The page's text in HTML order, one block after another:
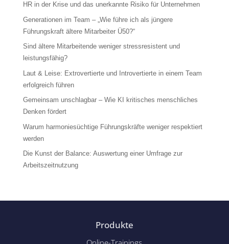
HR in der Krise und das unerkannte Risiko für Unternehmen
Generationen im Team – „Wie führe ich als jüngere
Führungskraft ältere Mitarbeiter Ü50?“
Sind ältere Mitarbeitende weniger stressresistent und
leistungsfähig?
Laut & Leise: Extrovertierte und Introvertierte in einem Team
erfolgreich führen
Gemeinsam unschlagbar – Wie KI kritisches menschliches
Denken fördert
Warum harmoniesüchtige Führungskräfte weniger respektiert
werden
Die Kunst der Balance: Auswertung einer Umfrage zur
Arbeitszeitnutzung
Produkte